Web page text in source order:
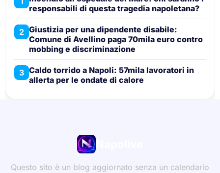
responsabili di questa tragedia napoletana?
2 Giustizia per una dipendente disabile:
Comune di Avellino paga 70mila euro contro
mobbing e discriminazione
3 Caldo torrido a Napoli: 57mila lavoratori in
allerta per le ondate di calore
Questo sito è un blog aggiornato senza un calendario